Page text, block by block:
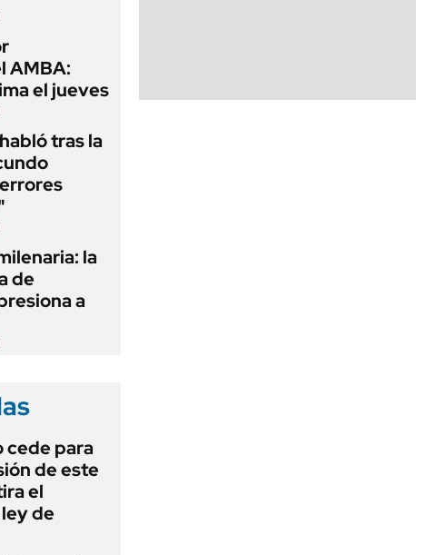
AMBA:
el jueves
tras la
la
de
a
cede para
de este
el
de